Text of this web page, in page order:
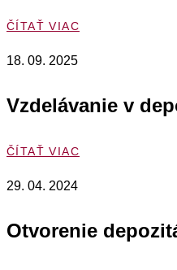
ČÍTAŤ VIAC
18. 09. 2025
Vzdelávanie v
ČÍTAŤ VIAC
29. 04. 2024
Otvorenie